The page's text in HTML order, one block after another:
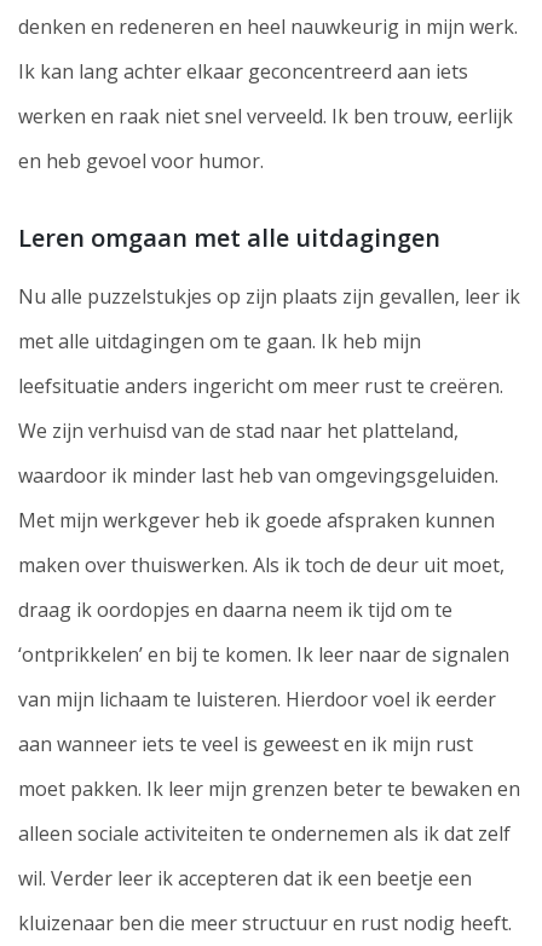
denken en redeneren en heel nauwkeurig in mijn werk.
Ik kan lang achter elkaar geconcentreerd aan iets
werken en raak niet snel verveeld. Ik ben trouw, eerlijk
en heb gevoel voor humor.
Leren omgaan met alle uitdagingen
Nu alle puzzelstukjes op zijn plaats zijn gevallen, leer ik
met alle uitdagingen om te gaan. Ik heb mijn
leefsituatie anders ingericht om meer rust te creëren.
We zijn verhuisd van de stad naar het platteland,
waardoor ik minder last heb van omgevingsgeluiden.
Met mijn werkgever heb ik goede afspraken kunnen
maken over thuiswerken. Als ik toch de deur uit moet,
draag ik oordopjes en daarna neem ik tijd om te
‘ontprikkelen’ en bij te komen. Ik leer naar de signalen
van mijn lichaam te luisteren. Hierdoor voel ik eerder
aan wanneer iets te veel is geweest en ik mijn rust
moet pakken. Ik leer mijn grenzen beter te bewaken en
alleen sociale activiteiten te ondernemen als ik dat zelf
wil. Verder leer ik accepteren dat ik een beetje een
kluizenaar ben die meer structuur en rust nodig heeft.